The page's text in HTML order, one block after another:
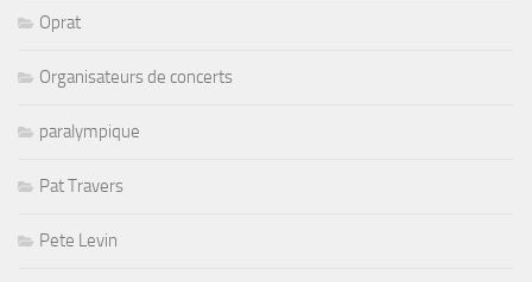
Oprat
Organisateurs de concerts
paralympique
Pat Travers
Pete Levin